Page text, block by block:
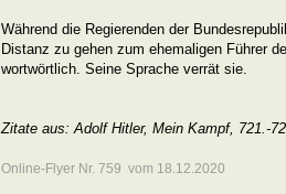
Während die Regierenden der
Distanz zu gehen zum ehemaligen Führer
wortwörtlich. Seine Sprache verrät sie.
Zitate aus: Adolf Hitler, Mein Kampf, 721.-
Online-Flyer Nr. 759 vom 18.12.2020